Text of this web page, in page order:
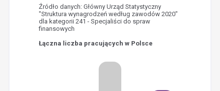
Źródło danych: Główny Urząd Statystyczny
"Struktura wynagrodzeń według zawodów 2020"
dla kategorii 241 - Specjaliści do spraw
finansowych
Łączna liczba pracujących w Polsce